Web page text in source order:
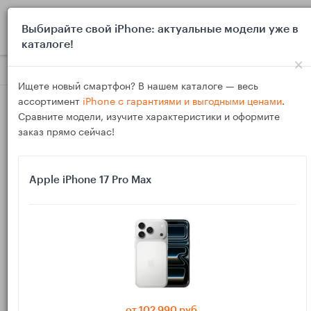
Блог Выбор и покупка Какой планшет выбрать
10
Какой планшет выбрать родителям для
сериалов и видеозвонков в 2025 году
Выбирайте свой iPhone: актуальные модели уже в
каталоге!
×
Ищете новый смартфон? В нашем каталоге — весь
ассортимент iPhone с гарантиями и выгодными ценами.
Сравните модели, изучите характеристики и оформите
заказ прямо сейчас!
Apple iPhone 17 Pro Max